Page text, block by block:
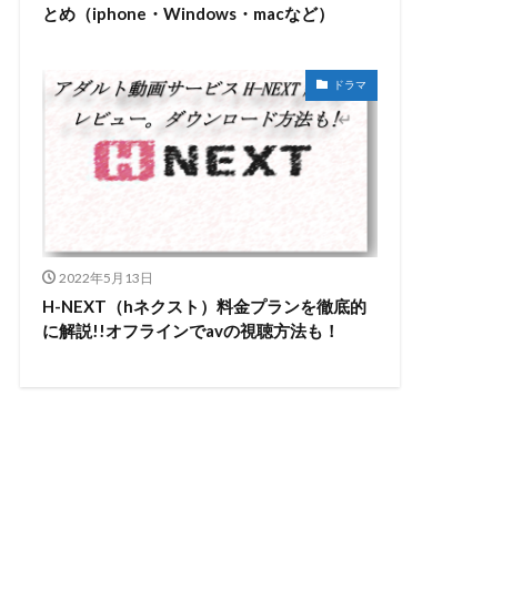
とめ（iphone・Windows・macなど）
ドラマ
2022年5月13日
H-NEXT（hネクスト）料金プランを徹底的
に解説!!オフラインでavの視聴方法も！